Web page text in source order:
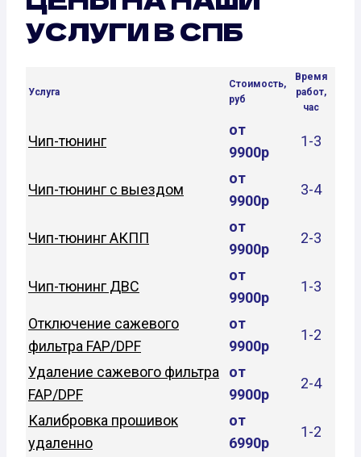
УСЛУГИ В СПБ
Услуга
Стоимость,
руб
Время
работ,
час
Чип-тюнинг
от
9900р
1-3
Чип-тюнинг с выездом
от
9900р
3-4
Чип-тюнинг АКПП
от
9900р
2-3
Чип-тюнинг ДВС
от
9900р
1-3
Отключение сажевого
фильтра FAP/DPF
от
9900р
1-2
Удаление сажевого фильтра
FAP/DPF
от
9900р
2-4
Калибровка прошивок
удаленно
от
6990р
1-2